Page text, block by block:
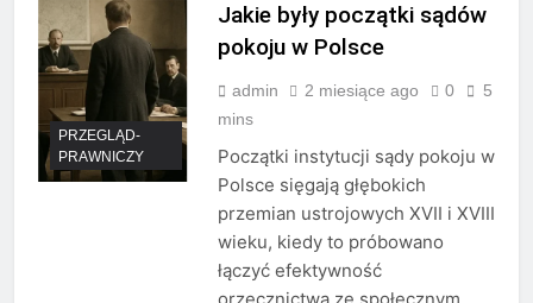
PRZEGLĄD-
PRAWNICZY
Jakie były początki sądów
pokoju w Polsce
admin 2 miesiące ago 0
5
mins
Początki instytucji sądy pokoju w
Polsce sięgają głębokich
przemian ustrojowych XVII i XVIII
wieku, kiedy to próbowano
łączyć efektywność